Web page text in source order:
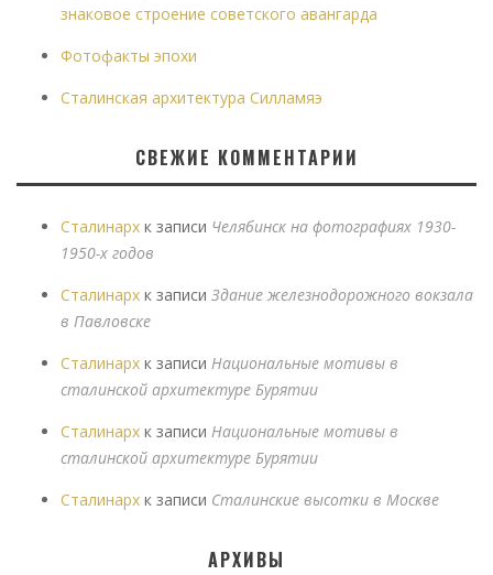
знаковое строение советского авангарда
Фотофакты эпохи
Сталинская архитектура Силламяэ
СВЕЖИЕ КОММЕНТАРИИ
Сталинарх к записи Челябинск на фотографиях 1930-
1950-х годов
Сталинарх к записи Здание железнодорожного вокзала
в Павловске
Сталинарх к записи Национальные мотивы в
сталинской архитектуре Бурятии
Сталинарх к записи Национальные мотивы в
сталинской архитектуре Бурятии
Сталинарх к записи Сталинские высотки в Москве
АРХИВЫ